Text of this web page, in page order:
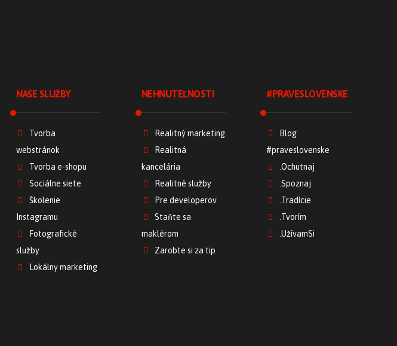
NAŠE SLUŽBY
Tvorba
webstránok
Tvorba e-shopu
Sociálne siete
Školenie
Instagramu
Fotografické
služby
Lokálny marketing
NEHNUTEĽNOSTI
Realitný marketing
Realitná
kancelária
Realitné služby
Pre developerov
Staňte sa
maklérom
Zarobte si za tip
#PRAVESLOVENSKE
Blog
#praveslovenske
.Ochutnaj
.Spoznaj
.Tradície
.Tvorím
.UžívamSi